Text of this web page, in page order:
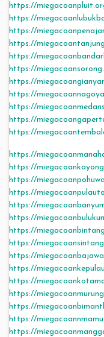
https://
https://
https://
https://
https://
https://
https://
https://
https://
https://
https://
https://
https://
https://
https://
https://
https://
https://
https://
https://
https://
https://
https://
https://
https://
https://